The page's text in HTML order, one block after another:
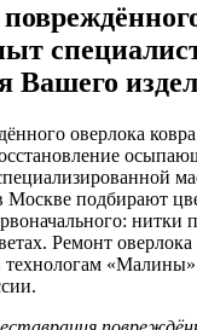
оверлока
подбирают
нитки
Ремонт
технологам